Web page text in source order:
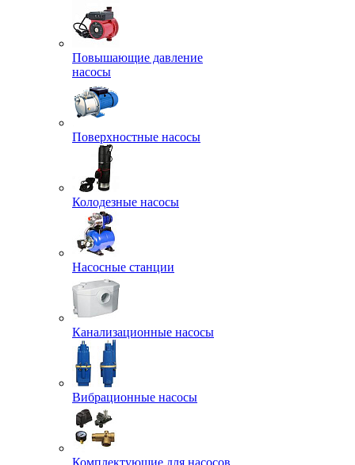
Повышающие давление
насосы
Поверхностные насосы
Колодезные насосы
Насосные станции
Канализационные насосы
Вибрационные насосы
Комплектующие для насосов